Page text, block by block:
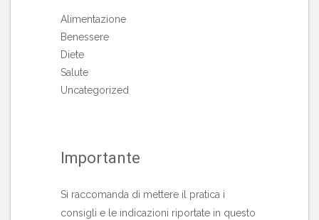
Alimentazione
Benessere
Diete
Salute
Uncategorized
Importante
Si raccomanda di mettere il pratica i
consigli e le indicazioni riportate in questo